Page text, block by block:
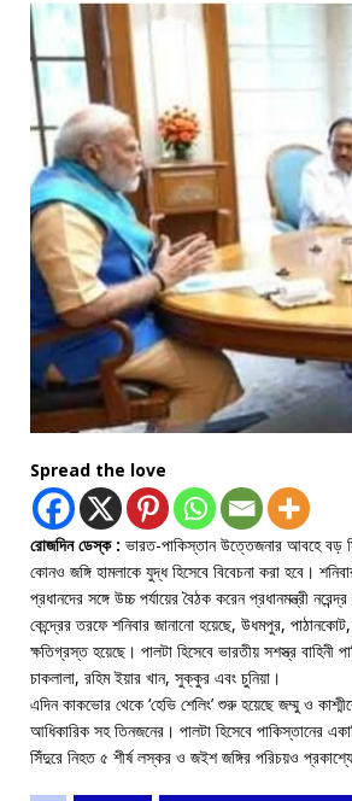
Spread the love
রোজদিন ডেস্ক : ভারত-পাকিস্তান উত্তেজনার আবহে বড়
কোনও জঙ্গি হামলাকে যুদ্ধ হিসেবে বিবেচনা করা হবে।
প্রধানদের সঙ্গে উচ্চ পর্যায়ের বৈঠক করেন প্রধানমন্ত্রী
কেন্দ্রের তরফে শনিবার জানানো হয়েছে, উধমপুর,
ক্ষতিগ্রস্ত হয়েছে। পালটা হিসেবে ভারতীয় সশস্ত্র বাহিনী
চাকলালা, রহিম ইয়ার খান, সুক্কুর এবং চুনিয়া।
এদিন কাকভোর থেকে ‘হেভি শেলিং’ শুরু হয়েছে জম্মু ও
আধিকারিক সহ তিনজনের। পালটা হিসেবে পাকিস্তানের
সিঁদুরে নিহত ৫ শীর্ষ লস্কর ও জইশ জঙ্গির পরিচয়ও